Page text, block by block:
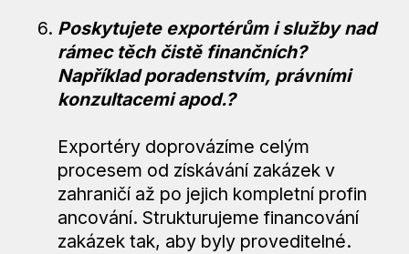
Poskytujete exportérům i služby nad
rámec těch čistě finančních?
Například poradenstvím, právními
konzultacemi apod.?
Exportéry doprovázíme celým
procesem od získávání zakázek v
zahraničí až po jejich kompletní profin
ancování. Strukturujeme financování
zakázek tak, aby byly proveditelné.